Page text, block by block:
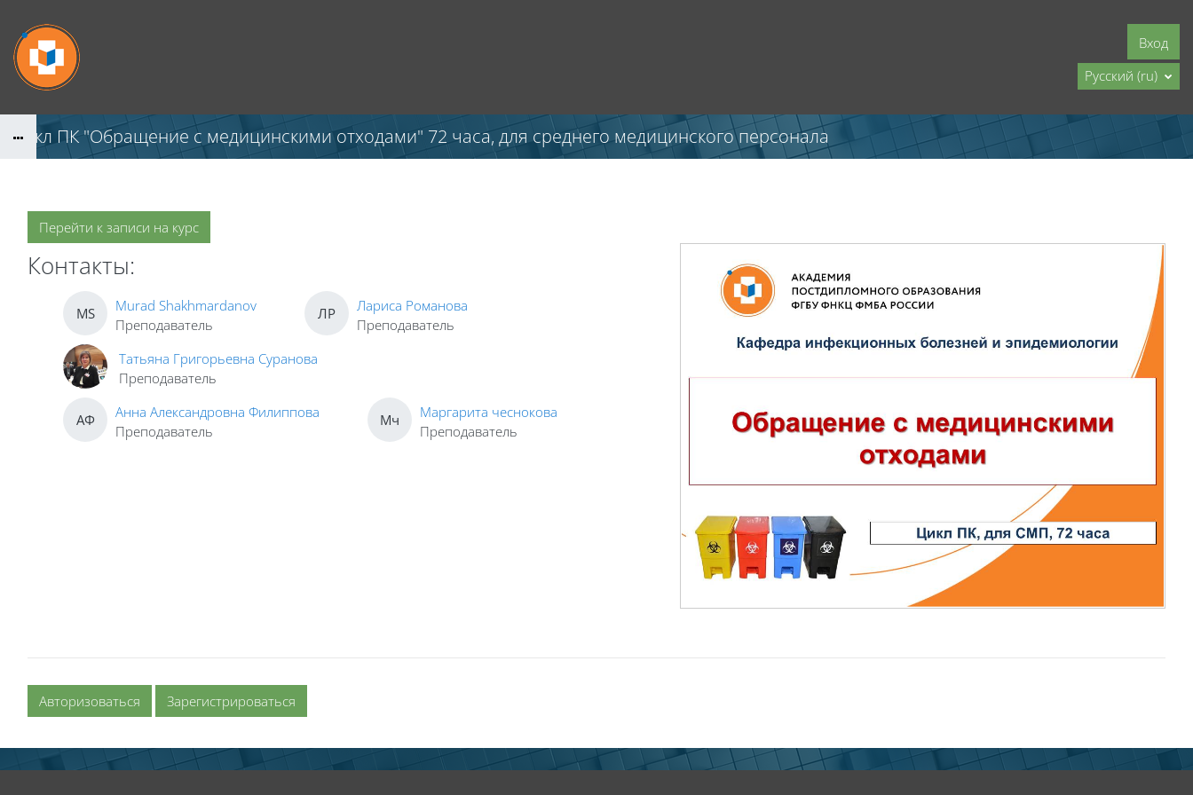
Вход
Русский ‎(ru)‎
цикл ПК "Обращение с медицинскими отходами" 72 часа, для среднего медицинского персонала
Перейти к записи на курс
Контакты:
MS
Murad Shakhmardanov
Преподаватель
ЛР
Лариса Романова
Преподаватель
Татьяна Григорьевна Суранова
Преподаватель
АФ
Анна Александровна Филиппова
Преподаватель
Мч
Маргарита чеснокова
Преподаватель
Авторизоваться Зарегистрироваться